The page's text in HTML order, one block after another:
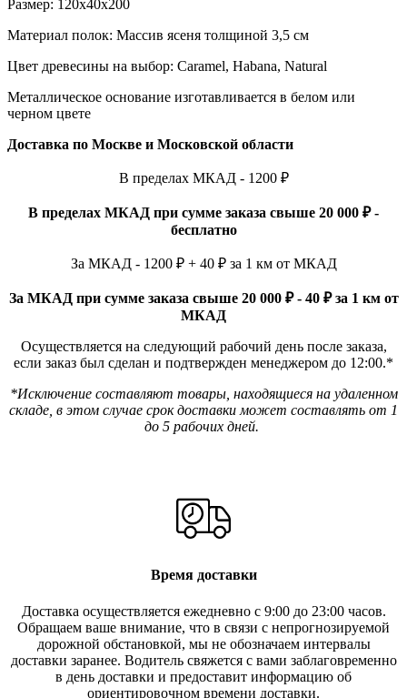
Размер: 120x40x200
Материал полок: Массив ясеня толщиной 3,5 см
Цвет древесины на выбор: Caramel, Habana, Natural
Металлическое основание изготавливается в белом или
черном цвете
Доставка по Москве и Московской области
В пределах МКАД - 1200 ₽
В пределах МКАД при сумме заказа свыше 20 000 ₽ -
бесплатно
За МКАД - 1200 ₽ + 40 ₽ за 1 км от МКАД
За МКАД при сумме заказа свыше 20 000 ₽ - 40 ₽ за 1 км от
МКАД
Осуществляется на следующий рабочий день после заказа,
если заказ был сделан и подтвержден менеджером до 12:00.*
*Исключение составляют товары, находящиеся на удаленном
складе, в этом случае срок доставки может составлять от 1
до 5 рабочих дней.
Время доставки
Доставка осуществляется ежедневно с 9:00 до 23:00 часов.
Обращаем ваше внимание, что в связи с непрогнозируемой
дорожной обстановкой, мы не обозначаем интервалы
доставки заранее. Водитель свяжется с вами заблаговременно
в день доставки и предоставит информацию об
ориентировочном времени доставки.